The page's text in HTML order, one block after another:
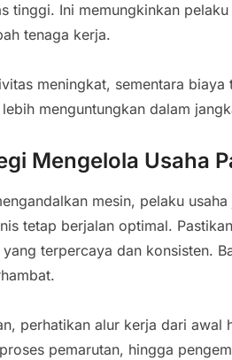
tinggi. Ini memungkinkan
tenaga kerja.
meningkat, sementara
menguntungkan dalam
Mengelola Usaha
mesin, pelaku
tetap berjalan optimal.
terpercaya dan konsisten.
perhatikan alur kerja dari awal
pemarutan, hingga